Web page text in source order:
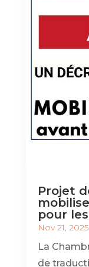
Projet
pour
Nov 21, 2025
La
de